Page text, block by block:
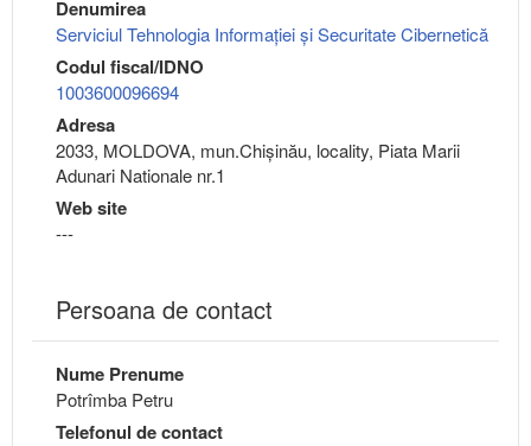
Denumirea
Serviciul Tehnologia Informaţiei şi Securitate Cibernetică
Codul fiscal/IDNO
1003600096694
Adresa
2033, MOLDOVA, mun.Chişinău, locality, Piata Marii
Adunari Nationale nr.1
Web site
---
Persoana de contact
Nume Prenume
Potrîmba Petru
Telefonul de contact